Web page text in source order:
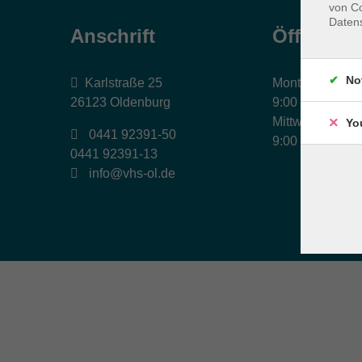
Anschrift
Karlstraße 25
26123 Oldenburg
0441 92391-50
0441 92391-13
info@vhs-ol.de
Montag,
9:00 bis 17:00
Mittwoch und
9:00 bis 12:30
von